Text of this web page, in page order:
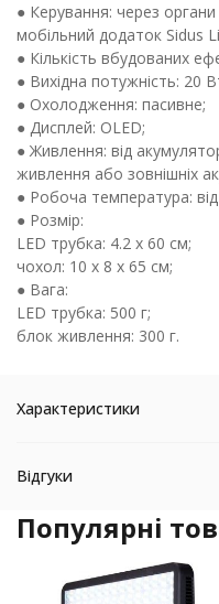
● Керування: через
мобільний додаток Sidus
● Кількість вбудованих
● Вихідна потужність: 20
● Охолодження: пасивне;
● Дисплей: OLED;
● Живлення: від
живлення або зовнішніх
● Робоча температура:
● Розмір:
LED трубка: 4.2 х 60 см;
чохол: 10 х 8 х 65 см;
● Вага:
LED трубка: 500 г;
блок живлення: 300 г.
Характеристики
Відгуки
Популярні